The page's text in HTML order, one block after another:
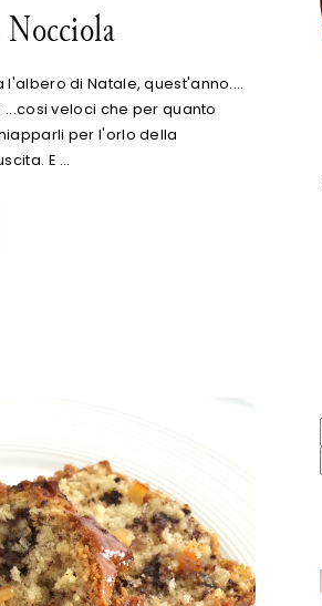
di Natale, quest'anno....
veloci che per quanto
per l'orlo della
E …